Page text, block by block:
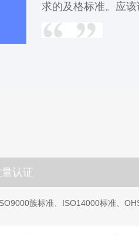
求的及格标准。应
认证
族标准、ISO14000标准、